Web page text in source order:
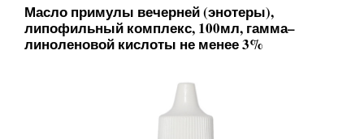
Масло примулы вечерней (энотеры),
липофильный комплекс, 100мл, гамма–
линоленовой кислоты не менее 3%